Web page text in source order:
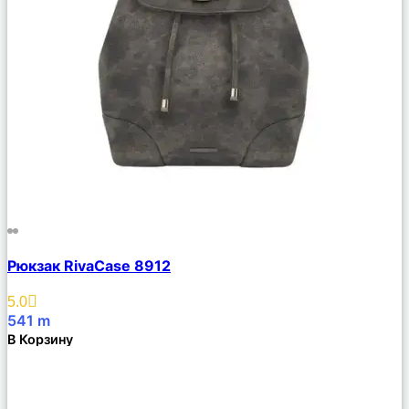
Описание
Избранное
Рюкзак RivaCase 8912
5.0
541 m
В Корзину